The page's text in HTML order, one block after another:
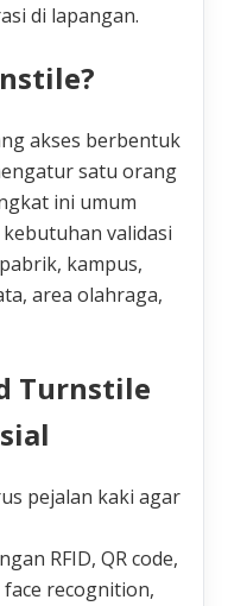
di lapangan.
akses berbentuk
satu orang
ini umum
validasi
kampus,
area olahraga,
Turnstile
pejalan kaki agar
RFID, QR code,
recognition,